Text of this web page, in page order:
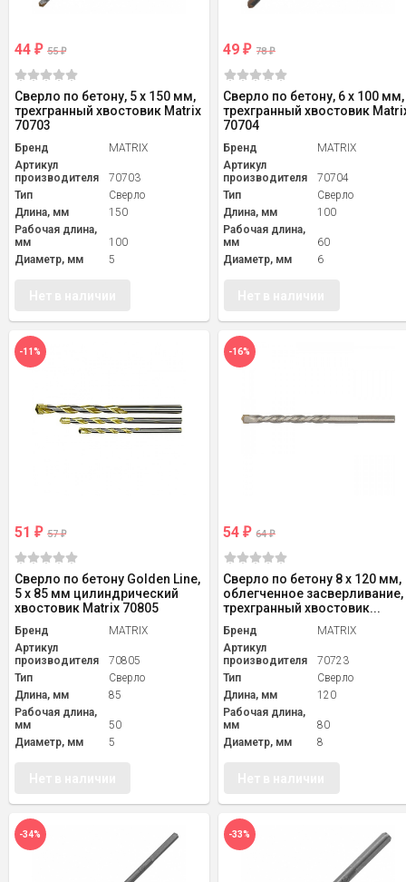
44 ₽ 55₽
Сверло по бетону, 5 х 150 мм,
трехгранный хвостовик Matrix
70703
Бренд
MATRIX
Артикул
производителя
70703
Тип
Сверло
Длина, мм
150
Рабочая длина,
мм
100
Диаметр, мм
5
49₽ 78₽
Сверло по бетону, 6 х 100 мм,
трехгранный хвостовик
70704
Бренд
MATRIX
Артикул
производителя
70704
Тип
Сверло
Длина, мм
100
Рабочая длина,
мм
60
Диаметр, мм
6
-11%
51 ₽ 57₽
Сверло по бетону Golden Line,
5 х 85 мм цилиндрический
хвостовик Matrix 70805
Бренд
MATRIX
Артикул
производителя
70805
Тип
Сверло
Длина, мм
85
Рабочая длина,
мм
50
Диаметр, мм
5
-16%
54₽ 64₽
Сверло по бетону 8 х 120 мм,
облегченное засверливание,
трехгранный хвостовик...
Бренд
MATRIX
Артикул
производителя
70723
Тип
Сверло
Длина, мм
120
Рабочая длина,
мм
80
Диаметр, мм
8
-34% -33%